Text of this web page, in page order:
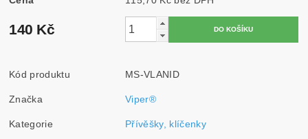
140 Kč
Kód produktu MS-VLANID
Značka Viper®
Kategorie Přívěšky, klíčenky